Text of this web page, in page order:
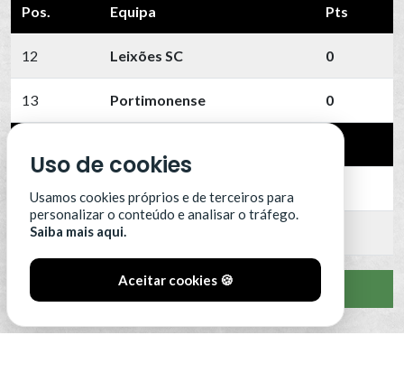
Pos. Equipa Pts
12 Leixões SC 0
13 Portimonense 0
15 SCU Torreense
16 Benfica B
VER CLASSIFICAÇÃO COMPLETA
Uso de cookies
Usamos cookies próprios e de terceiros para
personalizar o conteúdo e analisar o tráfego.
Saiba mais aqui.
Aceitar cookies 🍪